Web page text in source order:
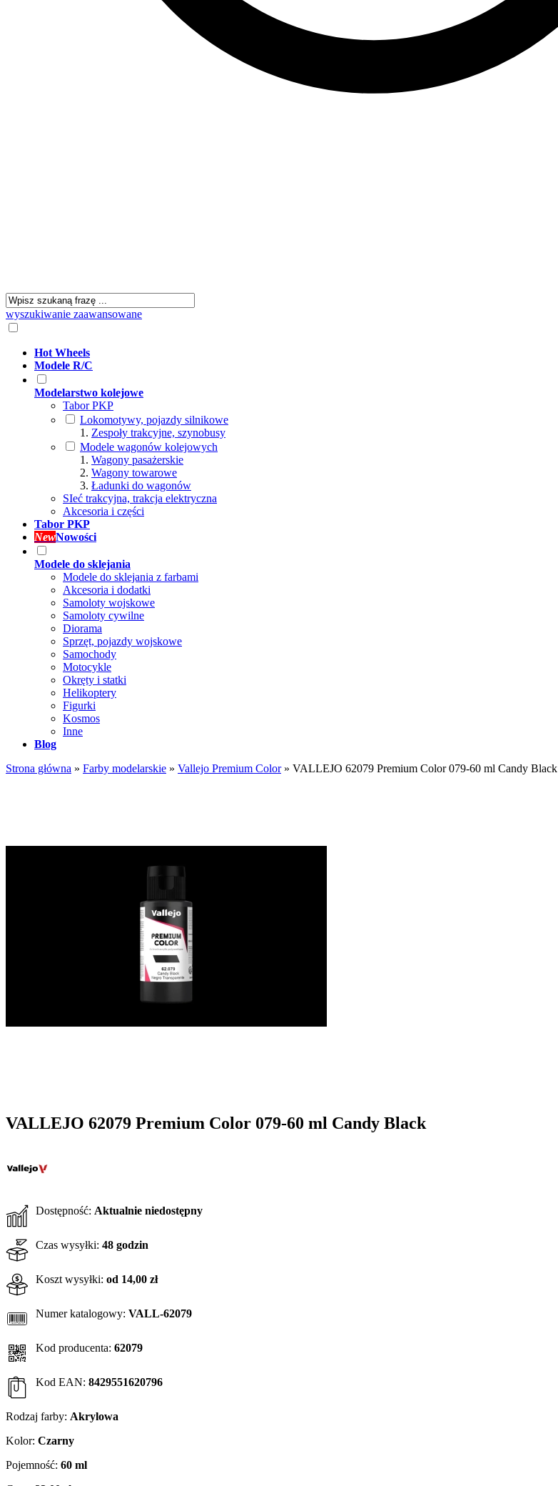
wyszukiwanie zaawansowane
Hot Wheels
Modele R/C
Modelarstwo kolejowe
Tabor PKP
Lokomotywy, pojazdy silnikowe
Zespoły trakcyjne, szynobusy
Modele wagonów kolejowych
Wagony pasażerskie
Wagony towarowe
Ładunki do wagonów
SIeć trakcyjna, trakcja elektryczna
Akcesoria i części
Tabor PKP
NewNowości
Modele do sklejania
Modele do sklejania z farbami
Akcesoria i dodatki
Samoloty wojskowe
Samoloty cywilne
Diorama
Sprzęt, pojazdy wojskowe
Samochody
Motocykle
Okręty i statki
Helikoptery
Figurki
Kosmos
Inne
Blog
Strona główna » Farby modelarskie » Vallejo Premium Color» VALLEJO 62079 Premium Color 079-60 ml Candy Black
VALLEJO 62079 Premium Color 079-60 ml Candy Black
Dostępność: Aktualnie niedostępny
Czas wysyłki: 48 godzin
Koszt wysyłki: od 14,00 zł
Numer katalogowy: VALL-62079
Kod producenta: 62079
Kod EAN: 8429551620796
Rodzaj farby: Akrylowa
Kolor: Czarny
Pojemność: 60 ml